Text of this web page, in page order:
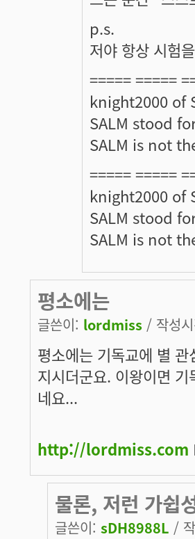
p.s.
저야 항상 시험
===== =====
knight2000 of
SALM stood
SALM is not
===== =====
knight2000 of
SALM stood
SALM is not
평소에는
글쓴이: lordmiss / 작성
평소에는 기독교에 별
지시더군요. 이왕이면
네요...
http://lordmiss.com
물론, 저런 가쉽
글쓴이: sDH8988L /